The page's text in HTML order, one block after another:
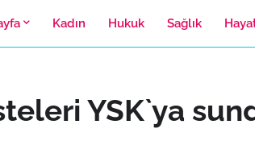
Kadın Hukuk Sağlık
YSK`ya